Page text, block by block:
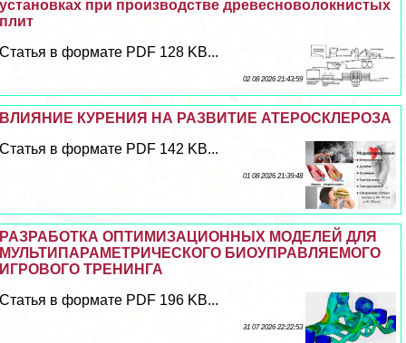
установках при производстве древесноволокнистых
плит
Статья в формате PDF 128 KB...
02 08 2026 21:43:59
ВЛИЯНИЕ КУРЕНИЯ НА РАЗВИТИЕ АТЕРОСКЛЕРОЗА
Статья в формате PDF 142 KB...
01 08 2026 21:39:48
РАЗРАБОТКА ОПТИМИЗАЦИОННЫХ МОДЕЛЕЙ ДЛЯ
МУЛЬТИПАРАМЕТРИЧЕСКОГО БИОУПРАВЛЯЕМОГО
ИГРОВОГО ТРЕНИНГА
Статья в формате PDF 196 KB...
31 07 2026 22:22:53